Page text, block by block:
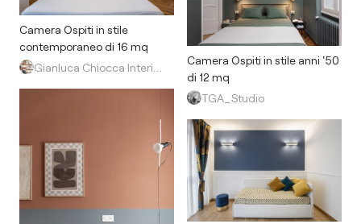
Camera Ospiti in stile
contemporaneo di 16 mq
Camera Ospiti in stile anni '50
di 12 mq
TGA_Studio